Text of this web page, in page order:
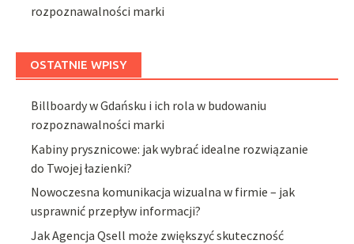
rozpoznawalności marki
OSTATNIE WPISY
Billboardy w Gdańsku i ich rola w budowaniu
rozpoznawalności marki
Kabiny prysznicowe: jak wybrać idealne rozwiązanie
do Twojej łazienki?
Nowoczesna komunikacja wizualna w firmie – jak
usprawnić przepływ informacji?
Jak Agencja Qsell może zwiększyć skuteczność